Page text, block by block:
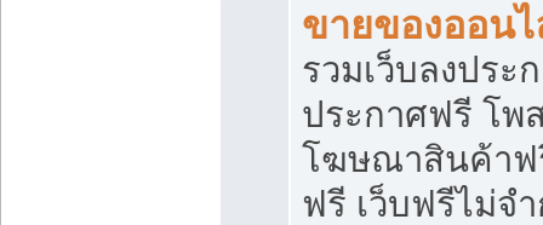
ขายของออน
รวมเว็บลงประ
ประกาศฟรี โพ
โฆษณาสินค้าฟ
ฟรี เว็บฟรีไม่จ